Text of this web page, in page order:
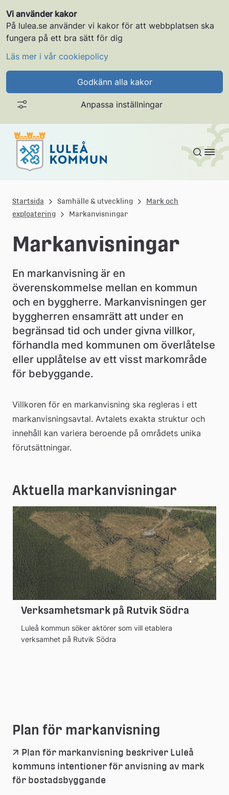
Vi använder kakor
På lulea.se använder vi kakor för att webbplatsen ska
fungera på ett bra sätt för dig
Läs mer i vår cookiepolicy
Godkänn alla kakor
Anpassa inställningar
Gå till innehållet
u
l
e
k
o
m
m
u
n
Startsida Samhälle & utveckling
Mark och
exploatering
Markanvisningar
Markanvisningar
En markanvisning är en
överenskommelse mellan en kommun
och en byggherre. Markanvisningen ger
byggherren ensamrätt att under en
begränsad tid och under givna villkor,
förhandla med kommunen om överlåtelse
eller upplåtelse av ett visst markområde
för bebyggande.
Villkoren för en markanvisning ska regleras i ett
markanvisningsavtal. Avtalets exakta struktur och
innehåll kan variera beroende på områdets unika
förutsättningar.
Aktuella markanvisningar
Verksamhetsmark på Rutvik Södra
Luleå kommun söker aktörer som vill etablera
verksamhet på Rutvik Södra
Plan för markanvisning
Plan för markanvisning beskriver Luleå
kommuns intentioner för anvisning av mark
för bostadsbyggande